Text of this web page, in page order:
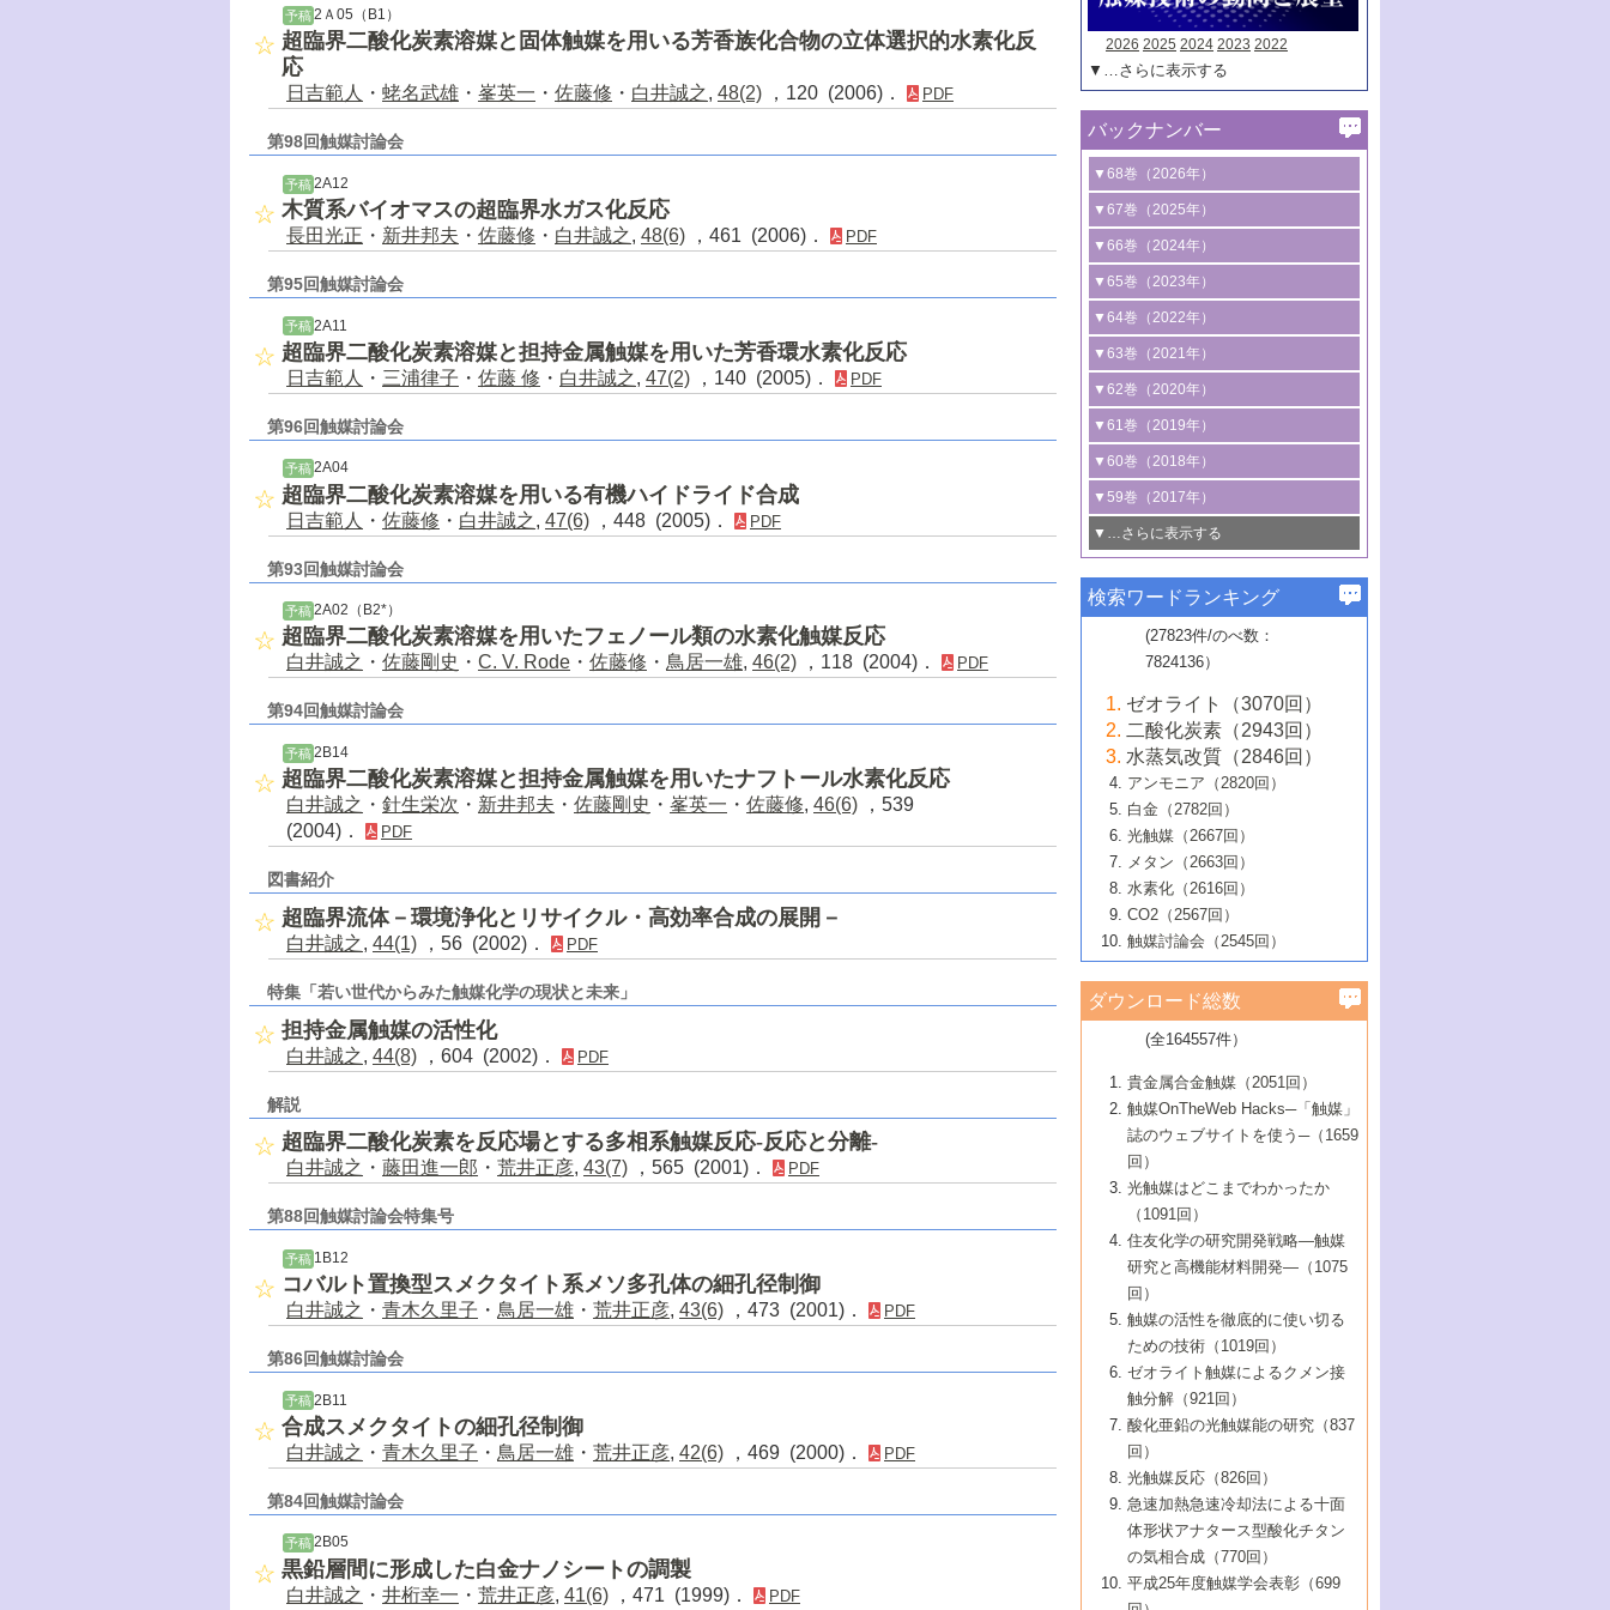
予稿 2Ａ05（B1）
超臨界二酸化炭素溶媒と固体触媒を用いる芳香族化合物の立体選択的水素化反
応
日吉範人 ・ 蛯名武雄 ・ 峯英一 ・ 佐藤修 ・ 白井誠之, 48(2) ，120 (2006)． PDF
第98回触媒討論会
予稿2A12
木質系バイオマスの超臨界水ガス化反応
長田光正 ・ 新井邦夫 ・ 佐藤修 ・ 白井誠之, 48(6) ，461 (2006)． PDF
第95回触媒討論会
予稿 2A11
超臨界二酸化炭素溶媒と担持金属触媒を用いた芳香環水素化反応
日吉範人 ・ 三浦律子 ・ 佐藤 修 ・ 白井誠之, 47(2) ，140 (2005)． PDF
第96回触媒討論会
予稿 2A04
超臨界二酸化炭素溶媒を用いる有機ハイドライド合成
日吉範人 ・ 佐藤修 ・ 白井誠之, 47(6) ，448 (2005)． PDF
第93回触媒討論会
予稿 2A02（B2*）
超臨界二酸化炭素溶媒を用いたフェノール類の水素化触媒反応
白井誠之 ・ 佐藤剛史 ・ C. V. Rode ・ 佐藤修 ・ 鳥居一雄, 46(2) ，118 (2004)． PDF
第94回触媒討論会
予稿 2B14
超臨界二酸化炭素溶媒と担持金属触媒を用いたナフトール水素化反応
白井誠之 ・ 針生栄次 ・ 新井邦夫 ・ 佐藤剛史 ・ 峯英一 ・ 佐藤修, 46(6) ，539
(2004)．
PDF
図書紹介
超臨界流体－環境浄化とリサイクル・高効率合成の展開－
白井誠之, 44(1) ，56 (2002)． PDF
特集「若い世代からみた触媒化学の現状と未来」
担持金属触媒の活性化
白井誠之, 44(8) ，604 (2002)． PDF
解説
超臨界二酸化炭素を反応場とする多相系触媒反応-反応と分離-
白井誠之 ・ 藤田進一郎 ・ 荒井正彦, 43(7) ，565 (2001)． PDF
第88回触媒討論会特集号
予稿1B12
コバルト置換型スメクタイト系メソ多孔体の細孔径制御
白井誠之 ・ 青木久里子 ・ 鳥居一雄 ・ 荒井正彦, 43(6) ，473 (2001)． PDF
第86回触媒討論会
予稿 2B11
合成スメクタイトの細孔径制御
白井誠之 ・ 青木久里子 ・ 鳥居一雄 ・ 荒井正彦, 42(6) ，469 (2000)． PDF
第84回触媒討論会
予稿 2B05
黒鉛層間に形成した白金ナノシートの調製
白井誠之 ・ 井桁幸一 ・ 荒井正彦, 41(6) ，471 (1999)． PDF
2026 2025 2024 2023 2022
▼…さらに表示する
バックナンバー
▼68巻（2026年）
1号 過酸化水素合成に関する研究動向
2号 コンピューター技術により加速する
触媒開発
3号 有機分子変換やCO 資源化のための
光触媒に関する最近の研究
B号 第137回触媒討論会（2026年）
▼67巻（2025年）
1号 CO
水素化によるグリーン燃料/グリ
ーンケミカル製造
2号 水素製造のための水分解技術に関す
る最近の研究
3号 オレフィン系樹脂の精密合成に関す
る最新技術
4号 アルコール類の効率的変換を実現す
る非貴金属触媒の研究動向
5号 ゼオライトの合成と応用における研
究動向
6号 ヘテロ接合界面
B号 第135回触媒討論会（2025年）
▼66巻（2024年）
1号 低次元ナノ構造を有する触媒材料
2号 規制反応場を活用した固体触媒研究
の新展開
3号 未踏分子変換を目指した酸化触媒プ
ロセスの最前線
4号 シンクロトロン放射光および中性子
線を利用した触媒解析技術の最先端
5号 単原子触媒
6号 参照触媒委員会からのお知らせ
B号 第133回触媒討論会（2023年）
▼65巻（2023年）
1号 炭素が関わる触媒機能
2号 プラスチックケミカルリサイクルの
ための触媒技術
3号 非酸化物系金属化合物を基盤とした
触媒材料の開発
4号 格子酸素・格子酸素欠陥を利用した
触媒反応
5号 生体触媒によるエネルギー変換反応
6号 窒素とリンの循環のための触媒・機
能性材料
▼64巻（2022年）
1号 合成ガス製造とCOを用いるケミカル
ズ合成の最新動向
2号 化学品合成のための合金触媒開発
3号 CO の排出削減および有効活用のた
めの触媒技術
4号 若手による情報発信企画～とびたて
若き触媒の研究者たち～（1）
若き触媒の研究者たち～（2）
6号 石油のノーブル・ユースを志向した
触媒技術
大学：オンライン・対面開催）
▼63巻（2021年）
1号 金触媒の新展開
2号 ペロブスカイト
3号 特殊反応場を利用した触媒的分子変
換反応
4号 多孔質材料を用いた触媒の新展開
5号 情報学的手法を用いた触媒開発
6号 カーボンニュートラルに向けた電解
技術
B号 第127回触媒討論会（2021年・オン
ライン開催(Zoom)のみ）
▼62巻（2020年）
1号 触媒設計を拓く欠陥構造のキャラク
タリゼーション
2号 機能化学品製造に資するクリーンな
触媒的酸化反応
3号 水処理のための触媒化学
4号 光触媒を用いた水分解の最新の研究
動向
5号 次世代の触媒プロセスを支えるマイ
6号 メタン転換技術の最新動向
B号 第125回触媒討論会（2020年・工学
院大学）
▼61巻（2019年）
1号 物質移動制御に着目した触媒プロセ
ス開発
2号 CO2 フリー水素サプライチェーンに
関わる触媒開発動向
3号 精密高分子合成に関する最近の研究
動向
4号 バイオマス化成品製造のための触媒
5号 固体触媒による含窒素有機化合物変
換の最前線
6号 貴金属使用量低減に向けた自動車排
ガス浄化触媒の開発
B号 第123回触媒討論会（2019年・大阪
▼60巻（2018年）
1号 固体酸触媒の最新の研究動向
2号 二酸化炭素からの有用化学品合成
3号 ナノ粒子・クラスター触媒の最前線
4号 60周年記念企画
5号 進化するゼオライト合成技術
6号 非貴金属系触媒における電気化学的
B号 第121回触媒討論会（2018年・東京
大学）
▼59巻（2017年）
1号 いたるところに，触媒
最先端技術
3号 無機分離膜材料の開発と触媒反応プ
ロセスへの適用
5号 水素のふるまいを解き明かす最先端
研究
6号 低級アルカンの有効利用のための触
媒技術
B号 第119回触媒討論会（2017年・首都
大学東京）
▼…さらに表示する
1号 ユニークな構造の高分子を生み出す触
2号 リグニンからの化成品製造に向けた触
媒技術
3号 触媒研究の最先端～とびたて若き研究
者たち～（1）
4号 触媒研究の最先端～とびたて若き研究
者たち～（2）
5号 触媒研究の最先端～とびたて若き研究
者たち～（3）
6号 イオニクス材料と燃料電池・電解合成
の最新の研究動向
B号 第117回触媒討論会（2016年・大阪府
立大学）
▼57巻（2015年）
1号 水素キャリアにかかわる触媒技術の新
2号 石油精製用触媒の最近の進展
3号 固体酸化物形燃料電池（SOFC）におけ
るアノード触媒上での燃料直接改質技術
4号 コアシェル構造の制御による触媒機能
5号 工業触媒およびその周辺技術の最近の
進歩
6号 ナノシート
B号 第115回触媒討論会（2015年・成蹊大
▼56巻（2014年）
2号 光触媒反応機構に関する最新の研究動
向
開発動向
4号 人工光合成に向けた近年のアプローチ
5号 未利用熱エネルギーの有効活用に貢献
する触媒技術
6号 ポリオキソメタレート
B号 第113回触媒討論会（2014年・ロワジ
ールホテル豊橋）
1号 高耐久性燃料電池システム用触媒にお
ける新展開
2号 リビングラジカル重合の最近の動向
3号 天然ガスの化学工業的展開に関する触
媒技術
4号 貴金属触媒の精密構造制御とその活用
5号 バイオマス化成品製造のための固体触
6号 ナノ空間─吸着状態解析から新機能開拓
B号 第111回触媒討論会（2013年・関西大
▼54巻（2012年）
1号 規則性多孔体の利用技術における最近
の進歩
2号 第109回触媒討論会
3号 貴金属低減技術の最新動向
4号 貴金属代替技術の最新動向
5号 光触媒による物質変換反応の新展開
6号 グラフェン
7号 水素を利用する化成品合成の新潮流
▼53巻（2011年）
1号 金属学から見る合金触媒の新展開
2号 第107回触媒討論会
3号 触媒のその場観察法の進歩（１）
4号 触媒のその場観察法の進歩（２）
5号 不活性結合の触媒的活性化による有機
合成
6号 新しい固体酸触媒技術
7号 ゼオライト合成における最近の進歩
▼52巻（2010年）
1号 触媒の劣化対策と長寿命触媒開発
2号 第105回触媒討論会
3号 ナノ構造が拓く新機能
4号 活性サイトおよびその環境の精密な設
計による触媒の高機能化
5号 触媒を有効に使うための技術
7号 有機分子触媒による精密有機合成
8号 高機能化ポリオレフィンに向けた重合
触媒の最近の進展
1号 炭素材料－熱い注目を集める材料－
2号 第103回触媒討論会
3号 環境浄化用光触媒の現状と課題
4号 水素社会の実現に向けた水素製造・貯
蔵技術の進歩
5号 CO2が関わる触媒・材料
7号 持続可能社会実現のための触媒および
触媒関連技術
▼50巻（2008年）
1号 触媒化学と学会のこの10年，半世紀，
そして未来
2号 第101回触媒討論会
4号 錯体を利用したユニークな表面構造の
構築と機能
5号 若手会員による触媒研究の未来展望1：
企業編
6号 第102回触媒討論会
7号 触媒・化学反応における計算化学の進
8号 若手研究者による触媒研究の未来展望
2：大学・研究所編
▼49巻（2007年）
1号 含フッ素化合物の合成と触媒
2号 第99回触媒討論会
3号 実用的ファインケミカル合成プロセス
を実現する触媒
5号 こんな物質，あんな物質―新たな触媒
の可能性―
7号 『結晶の化学』を活かした触媒研究
8号 イオン液体の応用
▼48巻（2006年）
1号 固体酸触媒の最近の進歩
2号 第97回触媒討論会
3号 リビング重合触媒の最近の展開
5号 水素製造・貯蔵のための触媒技術の新
しい展開
6号 第98回触媒討論会
7号 基礎化学品製造の触媒技術
8号 多機能型リアクター
1号 最近の触媒担体とその効果
2号 第95回触媒討論会
4号 水分解用光触媒材料
5号 時間分解分光の進歩と応用
6号 第96回触媒討論会
8号 超臨界流体を用いた化学プロセスの新
▼46巻（2004年）
1号 部分酸化反応触媒の最前線
2号 第93回触媒討論会
3号 特殊エネルギー場の触媒反応
4号 生体内における金属の触媒作用
5号 ファインケミカルズの展開に寄与する
6号 第94回触媒討論会
7号 サブナノレベルでみた新しい表面現象
8号 オレフィン重合触媒の新たな展
▼45巻（2003年）
1号 なぜこの触媒が良いのか？
2号 第91回触媒討論会
3号 最近の自動車排ガス処理技術
4号 触媒研究の現状と将来─第90回触媒討論
5号 基礎化学品製造の触媒技術
6号 第92回触媒討論会
7号 基礎化学品製造の触媒技術
8号 資源の循環と触媒技術
▼44巻（2002年）
1号 高次制御された触媒の化学
2号 第89回触媒討論会
3号 触媒を利用した電気化学の新展開
4号 ナノ材料の調製と機能化
5号 こんな触媒が欲しい
6号 第90回触媒討論会
7号 触媒研究と学術雑誌/情報
8号 若い世代からみた触媒化学の現状と未
▼43巻（2001年）
1号 グリーンケミストリーと触媒
2号 第87回触媒討論会特集号
3号 生体触媒とバイオプロセス
4号 水素製造・利用の触媒化学
5号 触媒研究における新しい切り口：コン
ビナトリアルケミストリー
6号 第88回触媒討論会特集号
7号 企業における触媒研究のブレークスル
8号 この材料を触媒として使ってみません
▼42巻（2000年）
1号 触媒反応工学の明日を拓く
2号 第85回触媒討論会
3号 反応ダイナミクス
5号 触媒のおもしろさをどのように伝える
6号 第86回触媒討論会
7号 水素化精製触媒の新しい展開
8号 新しい反応性と機能性を目指した金属
クラスタ-化学
▼41巻（1999年）
1号 孔、穴、あな?-特異な空間とその利用-
2号 第83回触媒討論会
3号 均一系触媒反応最前線
4号 実用炭素材料の新展開
5号 研究の方法論を考える
7号 機能性金属材料と触媒
8号 触媒研究へのNMRの応用と展望
▼40巻（1998年）
進展と21世紀への提言/創立40周年記念・触
媒学会この10年の歩みとこれから/創立40周
2号 第81回触媒討論会
3号 計算機触媒化学へのさそい
4号 触媒劣化の制御と予測
5号 最新の実用プロセスと触媒
6号 第82回触媒討論会
7号 ナノ構造体の化学
8号 あの反応は今
1号 均一系と不均一系触媒反応-その特徴と
接点
2号 第79回触媒討論会
3号 最新NO除去触媒の実用化研究
4号 新しい反応場を目指した触媒調製
5号 反応・分離技術の新しい展開
6号 第80回触媒討論会
8号 AFMでみる世界
▼38巻（1996年）
1号 触媒の構造と触媒作用/C1化学を中心と
する21世紀への触媒
3号 オリンピックメダル:金・銀・銅はどん
な触媒作用を示すか
4号 触媒作用における機能の複合化
5号 未来を拓け！若手研究者
6号 第78回触媒討論会
7号 ダイナミックな領域への触媒研究の展
開/C1化学を中心とする21世紀への触媒
▼37巻（1995年）
1号 ファインケミカルズと固体触媒
2号 第75回触媒討論会
3号 希土類を利用した触媒
4号 触媒とリサイクル
5号 エネルギー変換触媒
6号 第76回触媒討論会
7号 表面吸着相の新しい展開
8号 マイクロポーラス・クリスタル触媒の
▼36巻（1994年）
1号 電気化学と触媒
2号 第73回触媒討論会
3号 C4化学の展開
4号 《通常号》
5号 《通常号》
6号 第74回触媒討論会
▼35巻（1993年）
1号 工業触媒開発マニュアル―探索から工
業化まで
2号 第71回触媒討論会
3号 研究開発のうらおもて―着想と展開
4号 触媒劣化と寿命の予測
5号 環境に優しい触媒
▼34巻（1992年）
1号 インパクトを与えたこの研究
2号 第69回触媒討論会
3号 ケミカルズ合成触媒―新しい展開と応
▼33巻（1991年）
1号 触媒プロセス開発マニュアル―探索か
ら工業化まで，知っておきたいこと PartII
2号 第67回触媒討論会
▼32巻（1990年）
1号 21世紀に向けて触媒研究の飛躍をめざ
す―触媒化学の裾野を広げよう
2号 第65回触媒討論会
▼31巻（1989年）
1号 情報科学と反応設計・材料設計
▼30巻（1988年）
検索ワードランキング
(27823件/のべ数：
7824136）
ゼオライト（3070回）
二酸化炭素（2943回）
水蒸気改質（2846回）
アンモニア（2820回）
白金（2782回）
光触媒（2667回）
メタン（2663回）
水素化（2616回）
CO2（2567回）
触媒討論会（2545回）
ダウンロード総数
(全164557件）
貴金属合金触媒（2051回）
触媒OnTheWeb Hacks─「触媒」
誌のウェブサイトを使う─（1659
回）
光触媒はどこまでわかったか
（1091回）
住友化学の研究開発戦略―触媒
研究と高機能材料開発―（1075
回）
触媒の活性を徹底的に使い切る
ための技術（1019回）
ゼオライト触媒によるクメン接
触分解（921回）
酸化亜鉛の光触媒能の研究（837
回）
光触媒反応（826回）
急速加熱急速冷却法による十面
体形状アナタース型酸化チタン
の気相合成（770回）
平成25年度触媒学会表彰（699